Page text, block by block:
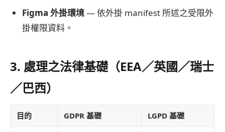
Figma 外掛環境— 依外掛 manifest 所述之受限外
掛權限資料。
3. 處理之法律基礎（EEA／英國／瑞士
／巴西）
目的 GDPR 基礎 LGPD 基礎